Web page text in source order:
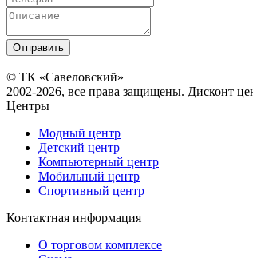
© ТК «Савеловский»
2002-2026, все права защищены. Дисконт
Центры
Модный центр
Детский центр
Компьютерный центр
Мобильный центр
Спортивный центр
Контактная информация
О торговом комплексе